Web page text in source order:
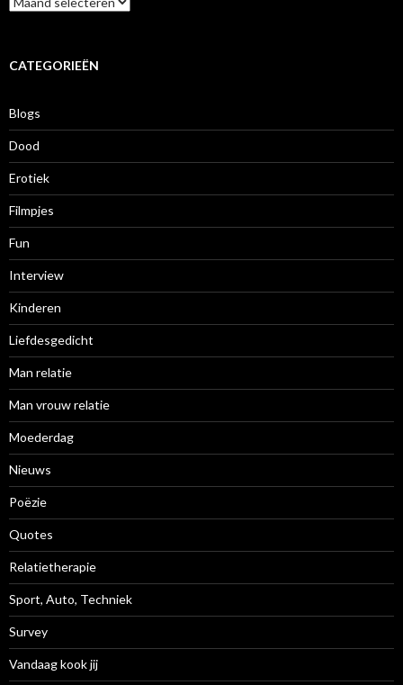
r
iCATEGORIEËN
Blogs
Dood
Erotiek
Filmpjes
Fun
Interview
Kinderen
Liefdesgedicht
Man relatie
Man vrouw relatie
Moederdag
Nieuws
Poëzie
Quotes
Relatietherapie
Sport, Auto, Techniek
Survey
Vandaag kook jij